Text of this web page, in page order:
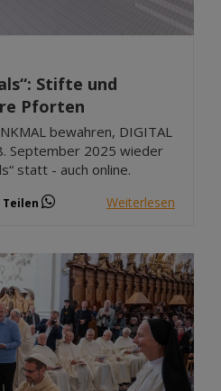
Stifte und
Pforten
bewahren, DIGITAL
September 2025 wieder
statt - auch online.
Teilen Weiterlesen